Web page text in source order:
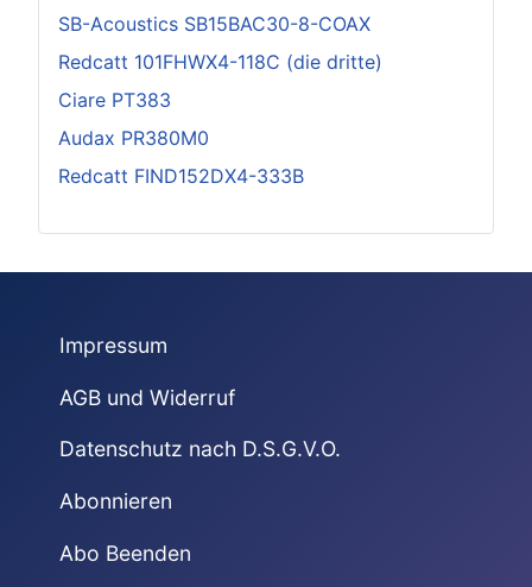
SB-Acoustics SB15BAC30-8-COAX
Redcatt 101FHWX4-118C (die dritte)
Ciare PT383
Audax PR380M0
Redcatt FIND152DX4-333B
Impressum
AGB und Widerruf
Datenschutz nach D.S.G.V.O.
Abonnieren
Abo Beenden